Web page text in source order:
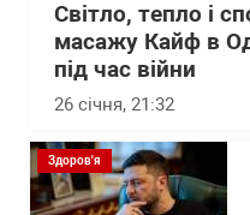
Світло, тепло і
масажу Кайф в
під час війни
26 січня, 21:32
Здоров'я